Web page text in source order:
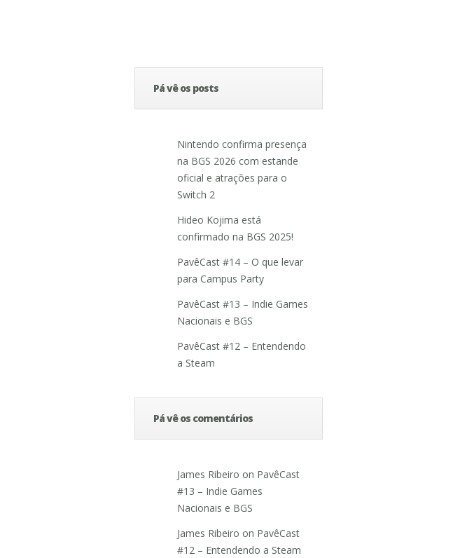
Pá vê os posts
Nintendo confirma presença
na BGS 2026 com estande
oficial e atrações para o
Switch 2
Hideo Kojima está
confirmado na BGS 2025!
PavêCast #14 – O que levar
para Campus Party
PavêCast #13 – Indie Games
Nacionais e BGS
PavêCast #12 – Entendendo
a Steam
Pá vê os comentários
James Ribeiro on PavêCast
#13 – Indie Games
Nacionais e BGS
James Ribeiro on PavêCast
#12 – Entendendo a Steam